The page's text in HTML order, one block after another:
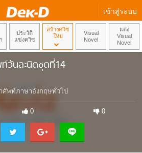
เข้าสู่ระบบ
ประวัติ
แข่งควิซ
สร้างควิซ
ใหม่
Visual
Novel
แต่ง
Visual
Novel
วันละนิดชุดที่14
ศัพท์ภาษาอังกฤษทั่วไป
0 0